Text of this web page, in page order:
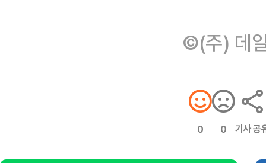
©(주) 데
0 0 기사 공